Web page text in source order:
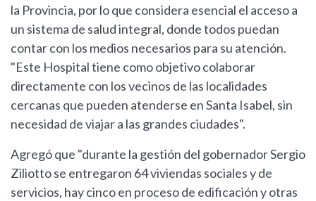
la Provincia, por lo que considera esencial el acceso a
un sistema de salud integral, donde todos puedan
contar con los medios necesarios para su atención.
"Este Hospital tiene como objetivo colaborar
directamente con los vecinos de las localidades
cercanas que pueden atenderse en Santa Isabel, sin
necesidad de viajar a las grandes ciudades".
Agregó que "durante la gestión del gobernador Sergio
Ziliotto se entregaron 64 viviendas sociales y de
servicios, hay cinco en proceso de edificación y otras